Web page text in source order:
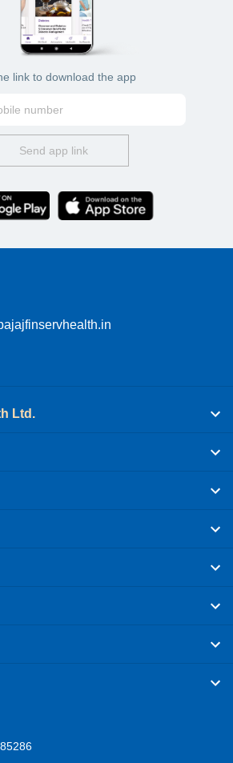
link to download the app
Send app link
Ltd.